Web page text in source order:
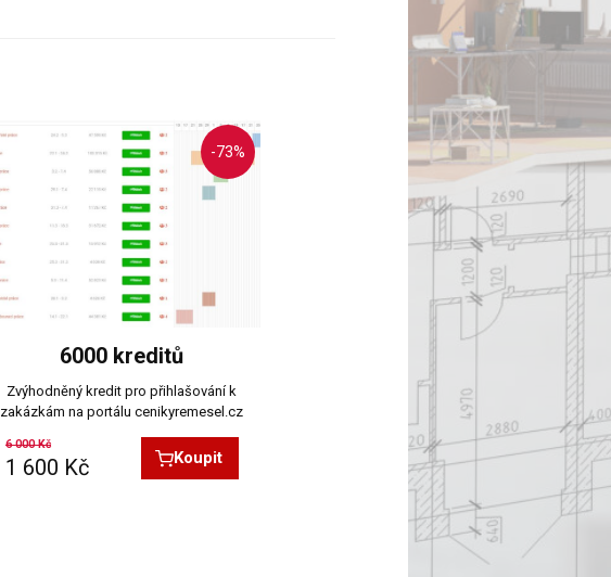
-73%
6000 kreditů
Zvýhodněný kredit pro přihlašování k
zakázkám na portálu cenikyremesel.cz
6 000Kč
1 600 Kč Koupit